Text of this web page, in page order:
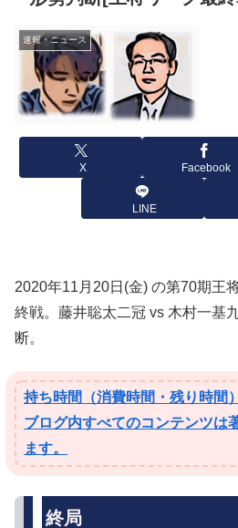
速報・ニュース
X Facebook
LINE
2020年11月20日(金) の第70期王
終戦。藤井聡太二冠 vs 木村一基
断。
持ち時間（消費時間・残り時間
ブログ内すべてのコンテンツは
ます。
終局